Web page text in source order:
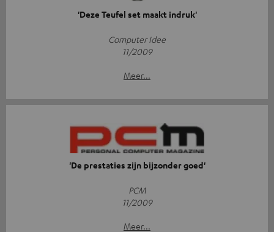
'Deze Teufel set maakt indruk'
Computer Idee
11/2009
Meer...
'De prestaties zijn bijzonder goed'
PCM
11/2009
Meer...